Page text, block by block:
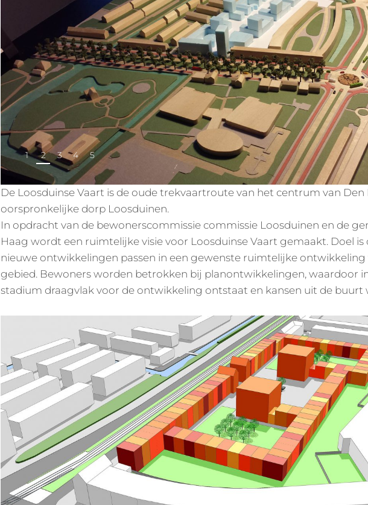
1 2 3 4 5
De Loosduinse Vaart is de oude trekvaartroute van het centrum van Den
oorspronkelijke dorp Loosduinen.
In opdracht van de bewonerscommissie commissie Loosduinen en de
Haag wordt een ruimtelijke visie voor Loosduinse Vaart gemaakt. Doel is
nieuwe ontwikkelingen passen in een gewenste ruimtelijke
gebied. Bewoners worden betrokken bij planontwikkelingen, waardoor
stadium draagvlak voor de ontwikkeling ontstaat en kansen uit de buurt